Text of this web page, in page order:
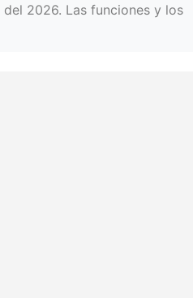
2026. Las funciones y los